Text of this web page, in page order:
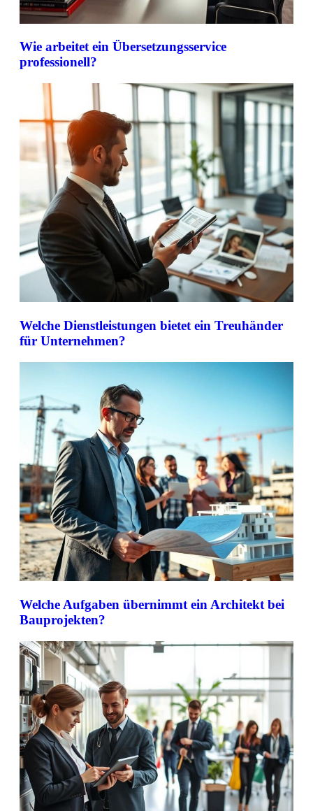
Wie arbeitet ein Übersetzungsservice
professionell?
Welche Dienstleistungen bietet ein Treuhänder
für Unternehmen?
Welche Aufgaben übernimmt ein Architekt bei
Bauprojekten?